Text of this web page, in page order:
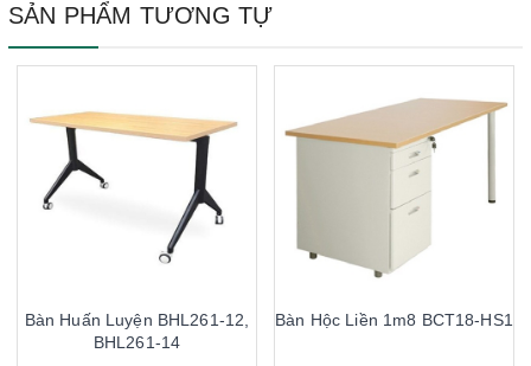
SẢN PHẨM TƯƠNG TỰ
Bàn Huấn Luyện BHL261-12,
BHL261-14
Bàn Hộc Liền 1m8 BCT18-HS1